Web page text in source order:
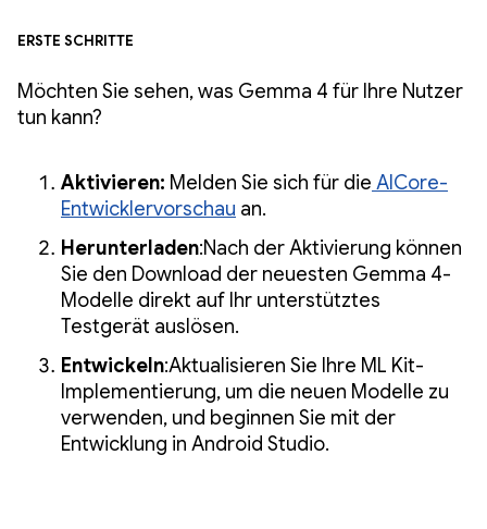
Erste Schritte
Möchten Sie sehen, was Gemma 4 für Ihre Nutzer
tun kann?
Aktivieren: Melden Sie sich für die AICore-
Entwicklervorschau an.
Herunterladen:Nach der Aktivierung können
Sie den Download der neuesten Gemma 4-
Modelle direkt auf Ihr unterstütztes
Testgerät auslösen.
Entwickeln:Aktualisieren Sie Ihre ML Kit-
Implementierung, um die neuen Modelle zu
verwenden, und beginnen Sie mit der
Entwicklung in Android Studio.